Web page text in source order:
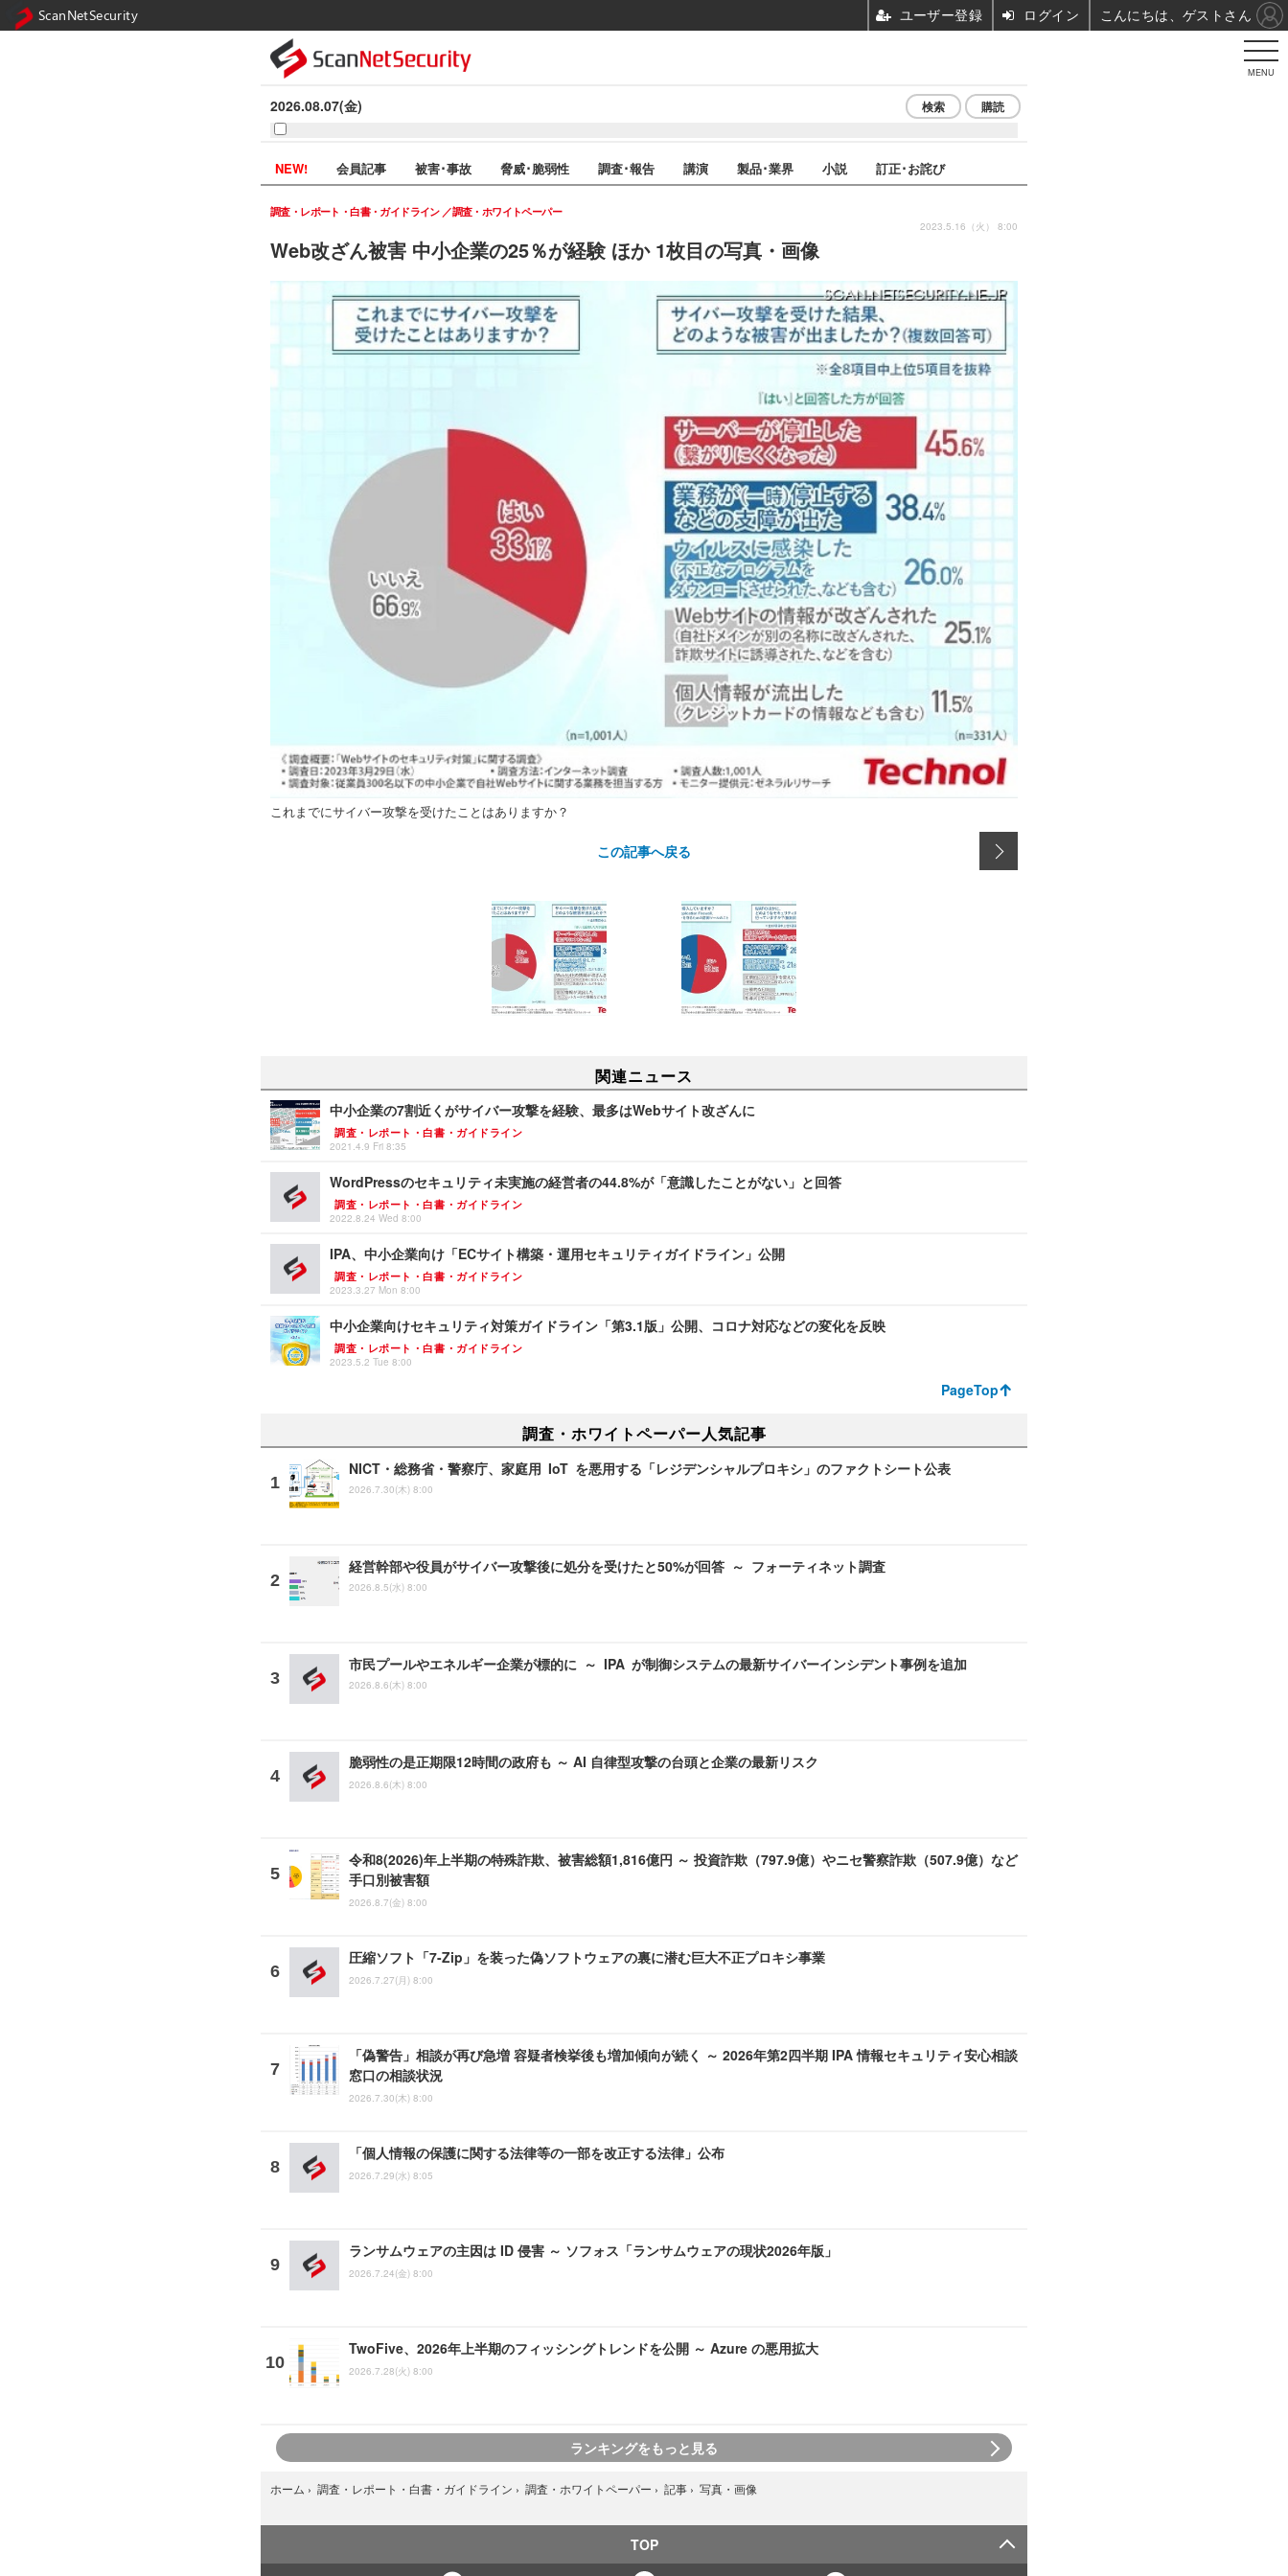
MENU
2026.08.07(金) 検索 購読
NEW! 会員記事 被害･事故 脅威･脆弱性 調査･報告 講演 製品･業界 小説 訂正･お詫び
Web改ざん被害 中小企業の25％が経験 ほか 1枚目の写真・画像
調査・レポート・白書・ガイドライン 調査・ホワイトペーパー
2023.5.16（火） 8:00
これまでにサイバー攻撃を受けたことはありますか？
この記事へ戻る
関連ニュース
中小企業の7割近くがサイバー攻撃を経験、最多はWebサイト改ざんに
調査・レポート・白書・ガイドライン
2021.4.9 Fri 8:35
WordPressのセキュリティ未実施の経営者の44.8%が「意識したことがない」と回答
調査・レポート・白書・ガイドライン
2022.8.24 Wed 8:00
IPA、中小企業向け「ECサイト構築・運用セキュリティガイドライン」公開
調査・レポート・白書・ガイドライン
2023.3.27 Mon 8:00
中小企業向けセキュリティ対策ガイドライン「第3.1版」公開、コロナ対応などの変化を反映
調査・レポート・白書・ガイドライン
2023.5.2 Tue 8:00
PageTop
調査・ホワイトペーパー人気記事
NICT・総務省・警察庁、家庭用 IoT を悪用する「レジデンシャルプロキシ」のファクトシート公表
2026.7.30(木) 8:00
経営幹部や役員がサイバー攻撃後に処分を受けたと50%が回答 ～ フォーティネット調査
2026.8.5(水) 8:00
市民プールやエネルギー企業が標的に ～ IPA が制御システムの最新サイバーインシデント事例を追加
2026.8.6(木) 8:00
脆弱性の是正期限12時間の政府も ～ AI 自律型攻撃の台頭と企業の最新リスク
2026.8.6(木) 8:00
令和8(2026)年上半期の特殊詐欺、被害総額1,816億円 ～ 投資詐欺（797.9億）やニセ警察詐欺（507.9億）など
手口別被害額
2026.8.7(金) 8:00
圧縮ソフト「7-Zip」を装った偽ソフトウェアの裏に潜む巨大不正プロキシ事業
2026.7.27(月) 8:00
「偽警告」相談が再び急増 容疑者検挙後も増加傾向が続く ～ 2026年第2四半期 IPA 情報セキュリティ安心相談
窓口の相談状況
2026.7.30(木) 8:00
「個人情報の保護に関する法律等の一部を改正する法律」公布
2026.7.29(水) 8:05
ランサムウェアの主因は ID 侵害 ～ ソフォス「ランサムウェアの現状2026年版」
2026.7.24(金) 8:00
TwoFive、2026年上半期のフィッシングトレンドを公開 ～ Azure の悪用拡大
2026.7.28(火) 8:00
ランキングをもっと見る
ホーム › 調査・レポート・白書・ガイドライン › 調査・ホワイトペーパー › 記事 › 写真・画像
TOP
ScanNetSecurity ユーザー登録 ログイン こんにちは、ゲストさん